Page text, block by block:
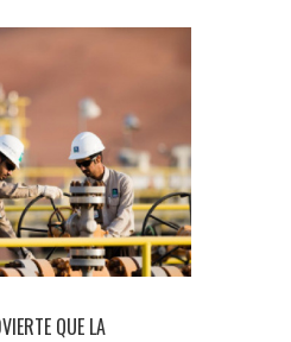
QUE LA